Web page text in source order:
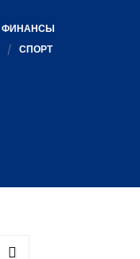
ФИНАНСЫ
СПОРТ